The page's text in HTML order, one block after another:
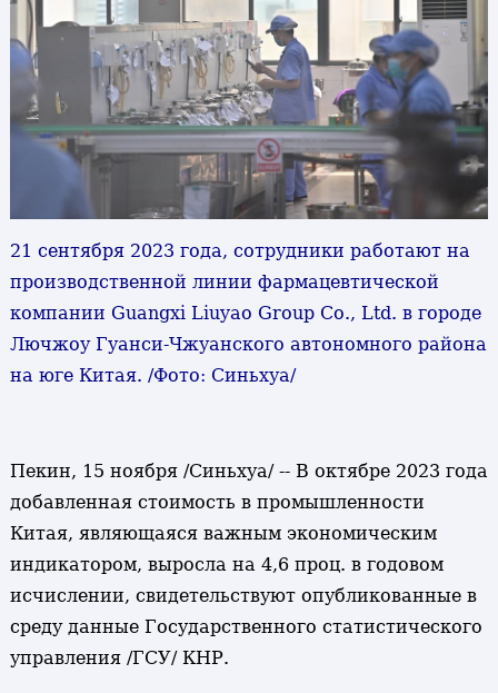
21 сентября 2023 года, сотрудники работают на
производственной линии фармацевтической
компании Guangxi Liuyao Group Co., Ltd. в городе
Лючжоу Гуанси-Чжуанского автономного района
на юге Китая. /Фото: Синьхуа/
Пекин, 15 ноября /Синьхуа/ -- В октябре 2023 года
добавленная стоимость в промышленности
Китая, являющаяся важным экономическим
индикатором, выросла на 4,6 проц. в годовом
исчислении, свидетельствуют опубликованные в
среду данные Государственного статистического
управления /ГСУ/ КНР.